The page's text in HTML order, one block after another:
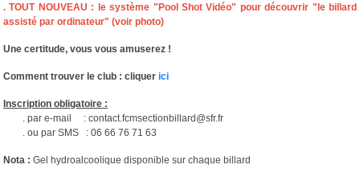
. TOUT NOUVEAU : le système "Pool Shot Vidéo" pour découvrir "le billard
assisté par ordinateur" (voir photo)
Une certitude, vous vous amuserez !
Comment trouver le club : cliquer ici
Inscription obligatoire :
. par e-mail : contact.fcmsectionbillard@sfr.fr
. ou par SMS : 06 66 76 71 63
Nota : Gel hydroalcoolique disponible sur chaque billard